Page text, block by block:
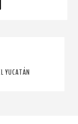
YUCATÁN